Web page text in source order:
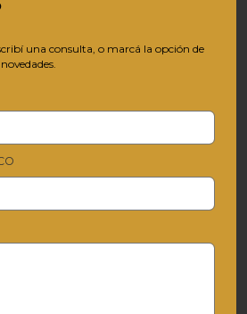
una consulta, o marcá la opción de